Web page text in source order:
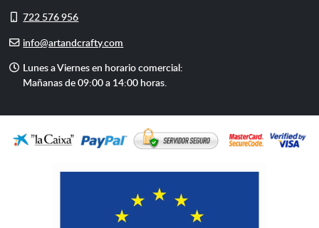
Móvil
722 576 956
E-info@artandcrafty.com
Horario
de
Lunes a Viernes en horario comercial:
Mañanas de 09:00 a 14:00 horas.